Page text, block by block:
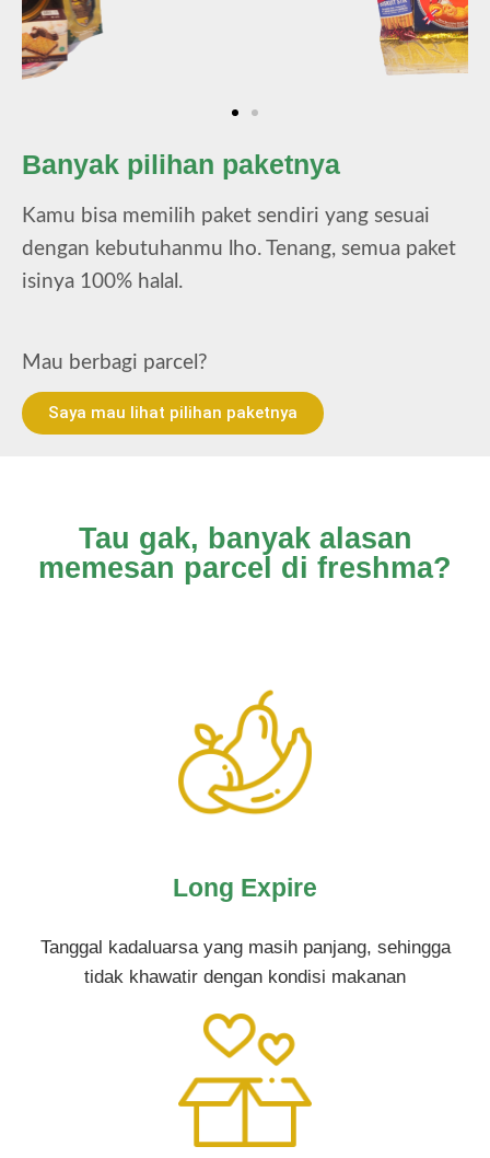
Banyak pilihan paketnya
Kamu bisa memilih paket sendiri yang sesuai
dengan kebutuhanmu lho. Tenang, semua paket
isinya 100% halal.
Mau berbagi parcel?
Saya mau lihat pilihan paketnya
Tau gak, banyak alasan
memesan parcel di freshma?
Long Expire
Tanggal kadaluarsa yang masih panjang, sehingga
tidak khawatir dengan kondisi makanan